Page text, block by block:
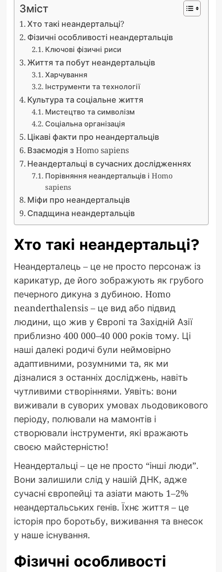
Зміст
Хто такі неандертальці?
Фізичні особливості неандертальців
Ключові фізичні риси
Життя та побут неандертальців
Харчування
Інструменти та технології
Культура та соціальне життя
Мистецтво та символізм
Соціальна організація
Цікаві факти про неандертальців
Взаємодія з Homo sapiens
Неандертальці в сучасних дослідженнях
Порівняння неандертальців і Homo
sapiens
Міфи про неандертальців
Спадщина неандертальців
Хто такі неандертальці?
Неандерталець – це не просто персонаж із
карикатур, де його зображують як грубого
печерного дикуна з дубиною. Homo
neanderthalensis – це вид або підвид
людини, що жив у Європі та Західній Азії
приблизно 400 000–40 000 років тому. Ці
наші далекі родичі були неймовірно
адаптивними, розумними та, як ми
дізналися з останніх досліджень, навіть
чутливими створіннями. Уявіть: вони
виживали в суворих умовах льодовикового
періоду, полювали на мамонтів і
створювали інструменти, які вражають
своєю майстерністю!
Неандертальці – це не просто “інші люди”.
Вони залишили слід у нашій ДНК, адже
сучасні європейці та азіати мають 1–2%
неандертальських генів. Їхнє життя – це
історія про боротьбу, виживання та внесок
у наше існування.
Фізичні особливості